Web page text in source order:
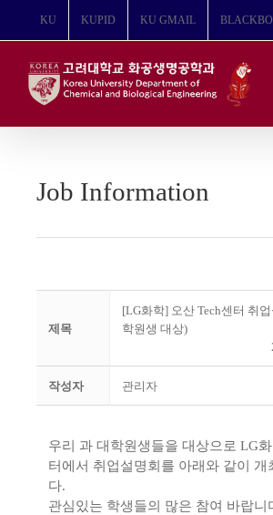
뛰
KU KUPID KU GMAIL
Job Information
제목
[LG화학] 오산 Tech센터 취
학원생 대상)
작성자 관리자
우리 과 대학원생들을 대상으로 LG
터에서 취업설명회를 아래와 같이 개
다.
관심있는 학생들의 많은 참여 바랍니